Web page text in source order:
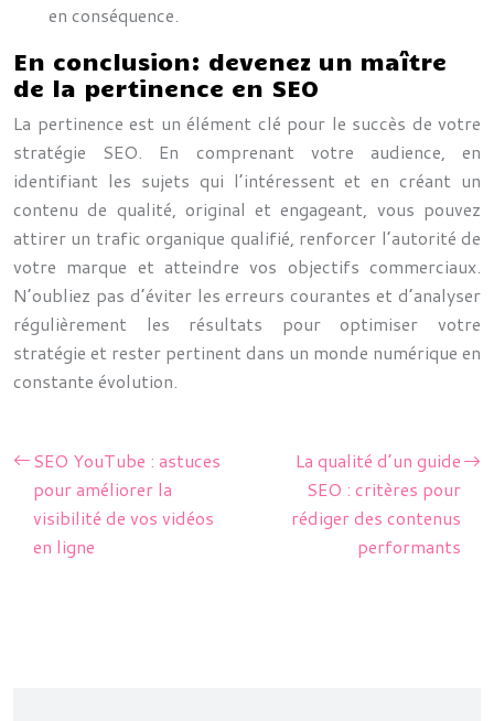
en conséquence.
En conclusion: devenez un maître
de la pertinence en SEO
La pertinence est un élément clé pour le succès de votre
stratégie SEO. En comprenant votre audience, en
identifiant les sujets qui l’intéressent et en créant un
contenu de qualité, original et engageant, vous pouvez
attirer un trafic organique qualifié, renforcer l’autorité de
votre marque et atteindre vos objectifs commerciaux.
N’oubliez pas d’éviter les erreurs courantes et d’analyser
régulièrement les résultats pour optimiser votre
stratégie et rester pertinent dans un monde numérique en
constante évolution.
SEO YouTube : astuces
pour améliorer la
visibilité de vos vidéos
en ligne
La qualité d’un guide
SEO : critères pour
rédiger des contenus
performants